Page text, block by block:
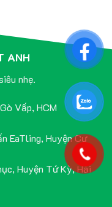
ANH
nhẹ.
Vấp, HCM
EaTling, Huyện Cư
Huyện Tứ Kỳ, Hải